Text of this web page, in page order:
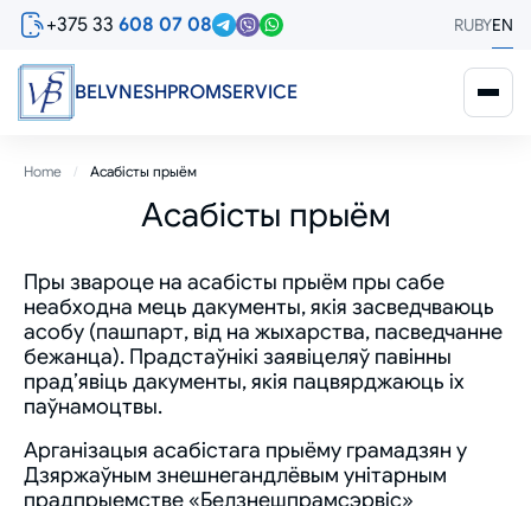
Skip
content
+375 33 608 07 08 RUBYEN
BELVNESHPROMSERVICE
Breadcrumb
Home Асабісты прыём
Асабісты прыём
Пры звароце на асабісты прыём пры сабе
неабходна мець дакументы, якія засведчваюць
асобу (пашпарт, від на жыхарства, пасведчанне
бежанца). Прадстаўнікі заявіцеляў павінны
прад’явіць дакументы, якія пацвярджаюць іх
паўнамоцтвы.
Арганізацыя асабістага прыёму грамадзян у
Дзяржаўным знешнегандлёвым унітарным
прадпрыемстве «Белзнешпрамсэрвіс»